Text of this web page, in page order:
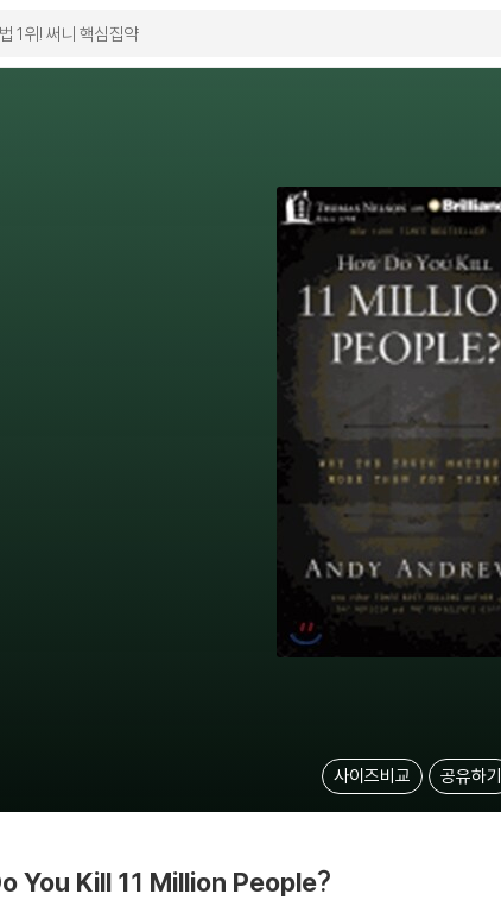
사이즈비교 공유하기
You Kill 11 Million People?